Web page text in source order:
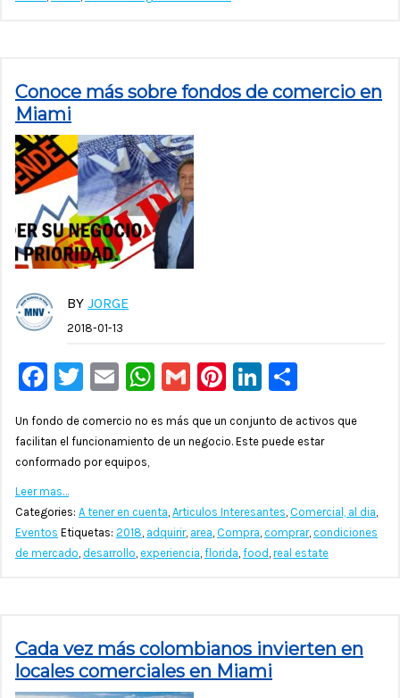
Conoce más sobre fondos de comercio en
Miami
BY JORGE
2018-01-13
Facebook
Twitter
EmailWhatsApp
GmailPinterest
LinkedIn
Un fondo de comercio no es más que un conjunto de activos que
facilitan el funcionamiento de un negocio. Este puede estar
conformado por equipos,
Leer mas…
Categories: A tener en cuenta, Articulos Interesantes, Comercial, al dia,
Eventos Etiquetas: 2018, adquirir, area, Compra, comprar, condiciones
de mercado, desarrollo, experiencia, florida, food, real estate
Cada vez más colombianos invierten en
locales comerciales en Miami